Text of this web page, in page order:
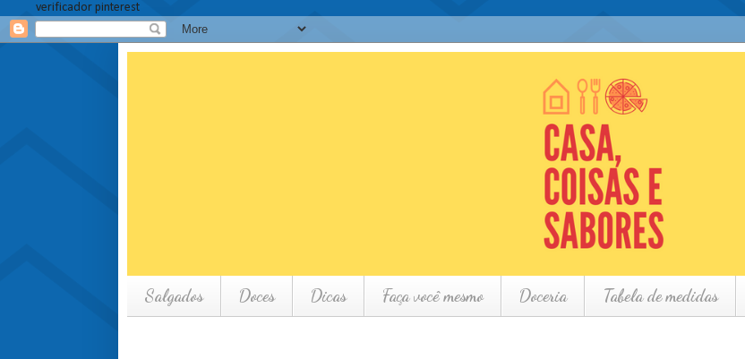
verificador pinterest
Salgados Doces Dicas Faça você mesmo Doceria Tabela de medidas